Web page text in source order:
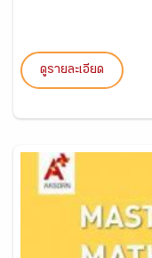
ดูรายละเอียด